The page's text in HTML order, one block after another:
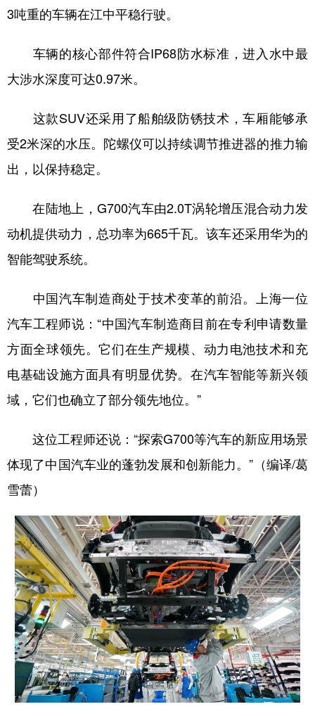
Русский язык
3吨重的车辆在江中平稳行驶。
车辆的核心部件符合IP68防水标准，进入水中最
大涉水深度可达0.97米。
这款SUV还采用了船舶级防锈技术，车厢能够承
受2米深的水压。陀螺仪可以持续调节推进器的推力输
出，以保持稳定。
在陆地上，G700汽车由2.0T涡轮增压混合动力发
动机提供动力，总功率为665千瓦。该车还采用华为的
智能驾驶系统。
中国汽车制造商处于技术变革的前沿。上海一位
汽车工程师说：“中国汽车制造商目前在专利申请数量
方面全球领先。它们在生产规模、动力电池技术和充
电基础设施方面具有明显优势。在汽车智能等新兴领
域，它们也确立了部分领先地位。”
这位工程师还说：“探索G700等汽车的新应用场景
体现了中国汽车业的蓬勃发展和创新能力。”（编译/葛
雪蕾）